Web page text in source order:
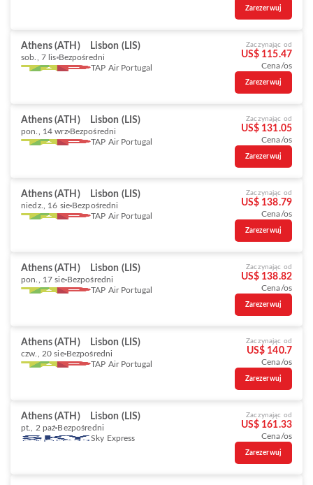
Zarezerwuj
Athens (ATH) Lisbon (LIS)
sob., 7 lis Bezpośredni
TAP Air Portugal
Zaczynając od
US$ 115.47
Cena/os
Zarezerwuj
Athens (ATH) Lisbon (LIS)
pon., 14 wrz Bezpośredni
TAP Air Portugal
Zaczynając od
US$ 131.05
Cena/os
Zarezerwuj
Athens (ATH) Lisbon (LIS)
niedz., 16 sie Bezpośredni
TAP Air Portugal
Zaczynając od
US$ 138.79
Cena/os
Zarezerwuj
Athens (ATH) Lisbon (LIS)
pon., 17 sie Bezpośredni
TAP Air Portugal
Zaczynając od
US$ 138.82
Cena/os
Zarezerwuj
Athens (ATH) Lisbon (LIS)
czw., 20 sie Bezpośredni
TAP Air Portugal
Zaczynając od
US$ 140.7
Cena/os
Zarezerwuj
Athens (ATH) Lisbon (LIS)
pt., 2 paź Bezpośredni
Sky Express
Zaczynając od
US$ 161.33
Cena/os
Zarezerwuj